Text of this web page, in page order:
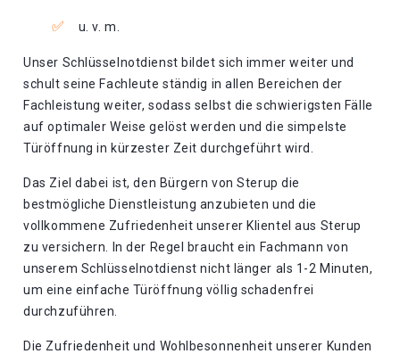
u. v. m.
Unser Schlüsselnotdienst bildet sich immer weiter und
schult seine Fachleute ständig in allen Bereichen der
Fachleistung weiter, sodass selbst die schwierigsten Fälle
auf optimaler Weise gelöst werden und die simpelste
Türöffnung in kürzester Zeit durchgeführt wird.
Das Ziel dabei ist, den Bürgern von Sterup die
bestmögliche Dienstleistung anzubieten und die
vollkommene Zufriedenheit unserer Klientel aus Sterup
zu versichern. In der Regel braucht ein Fachmann von
unserem Schlüsselnotdienst nicht länger als 1-2 Minuten,
um eine einfache Türöffnung völlig schadenfrei
durchzuführen.
Die Zufriedenheit und Wohlbesonnenheit unserer Kunden